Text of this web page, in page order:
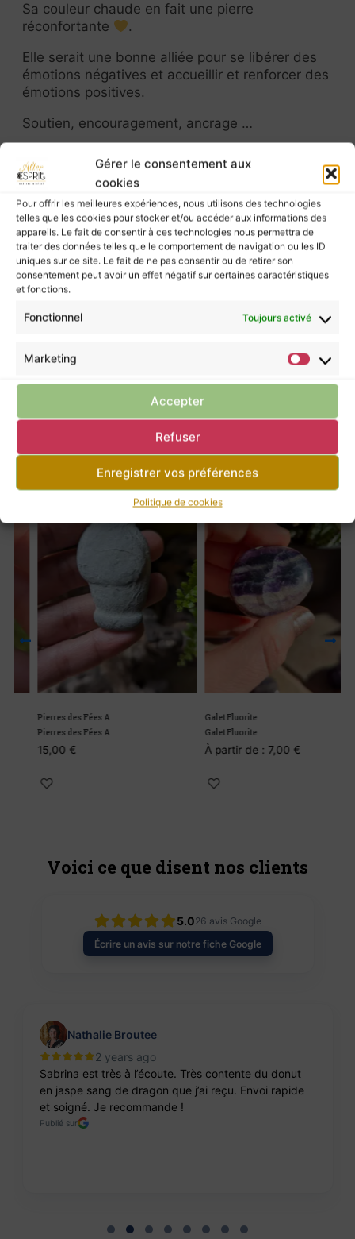
Gérer le consentement aux
cookies
Pour offrir les meilleures expériences, nous utilisons des technologies
telles que les cookies pour stocker et/ou accéder aux informations des
appareils. Le fait de consentir à ces technologies nous permettra de
traiter des données telles que le comportement de navigation ou les ID
uniques sur ce site. Le fait de ne pas consentir ou de retirer son
consentement peut avoir un effet négatif sur certaines caractéristiques
et fonctions.
Fonctionnel Toujours activé
Marketing
Accepter
Refuser
Enregistrer vos préférences
Politique de cookies
Sa couleur chaude en fait une pierre
réconfortante
.
Elle serait une bonne alliée pour se libérer des
émotions négatives et accueillir et renforcer des
émotions positives.
Soutien, encouragement, ancrage …
L’agate crazy lace est bien sûr une pierre de
joie, de bonne humeur et invite à profiter de
l’instant présent
Les pierres murmurent leurs énergies à ceux
qui les écoutent, mais elles ne possèdent pas
le pouvoir de guérir.
consultation d’un professionnel de santé.
Retour à la boutique
Tu pourrais apprécier ces articles
Pierres des Fées A
Pierres des Fées A
15,00€
Galet Fluorite
Galet Fluorite
À partir de : 7,00€
Voici ce que disent nos clients
5.026 avis Google
Écrire un avis sur notre fiche Google
Nathalie Broutee
2 years ago
Sabrina est très à l’écoute. Très contente du donut
en jaspe sang de dragon que j’ai reçu. Envoi rapide
et soigné. Je recommande !
Publié sur